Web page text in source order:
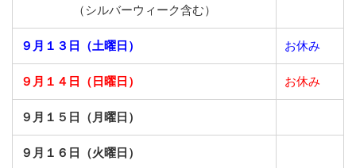
（シルバーウィーク含む）
９月１３日（土曜日） お休み
９月１４日（日曜日） お休み
９月１５日（月曜日）
９月１６日（火曜日）